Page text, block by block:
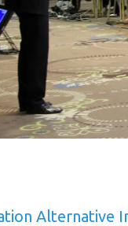
Alternative